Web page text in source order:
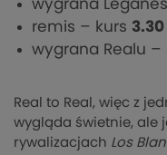
wygrana
remis – kurs 3.30
wygrana Realu –
Real to Real, więc z
wygląda świetnie, ale
rywalizacjach Los